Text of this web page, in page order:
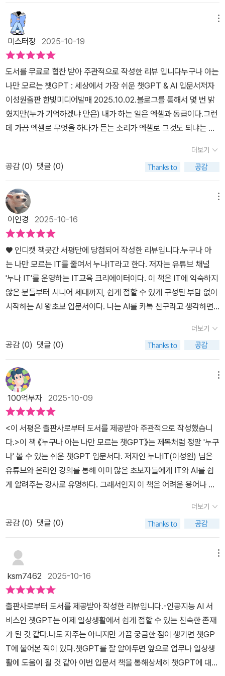
려졌지만, 실제로는 사용법을 제대로 익히지 못해 활용하지 못하는
경우가 많다. 나는 이 책을 통해 복잡하게만 보였던 챗GPT와 다양
한 AI 도구들을 쉽고 친근하게 익히고 싶어 읽게 되었다. 이 책을 따라
하기만 해도 실생활과 업무에 바로 적용할 수 있는 활용법을 배우며,
AI를 제 삶의 든든한 도구로 만들고자 했는데 이 책을 시작점으로 AI
활용의 자신감을 얻게 되었다. 나는 이 책을 통해 시니어도 챗GPT
를 배워야 한다는 것을 알게 되었다. 고령화 시대에 챗GPT는 단순한
AI 도구가 아니라, 시니어의 삶을 더욱 풍요롭게 만드는 도움이 되는
친구이다. 시니어들이 배우면 좋은 이유는 무엇일까? 정보를 습득할
받을 수 있으며, 스마트폰, PC 사용 능력이 자연스럽게 향상되며, 회
고록 작성, 가족에게 편지 쓰기, 일기 작성 등에 활용 가능하며, 창의
적 활동을 위해 시, 수필, 여행 계획 세우기, 요리 레시피 찾기 등 다양
한 활용 가능하다. 이 책은 스마트폰은 쓰지만 챗GPT가 낯선 분, 챗
GPT 가입부터 첫 대화까지 기초를 차근차근 배우고 싶은 분, 일상생
활에서 챗GPT를 활용해 이것저것 만들어보고 싶은 분, 어려운 챗G
PT 책 말고, 진짜 쉬운 기초 입문서가 필요한 분, 챗GPT와 AI를 활
용해서 음악, 이미지, 영상 만들기 등 생활 속 AI를 즐기고 싶은 분, 부
모님께 챗GPT를 알려주고 싶지만 설명은 잘 안 통하고 자꾸 답답해
지는 자녀 분들 모두에게 필요한 책이다. 이 책은 챗GPT와 최신 AI
도구를 다루고 있기 때문에 ‘누구나 아는데 나만 모른다’는 불안감을
끝낼 수 있다.
께 배우는 AI 대화 습관 🌿이 책을 읽고 처음 해본 건아이의 공부와
호기심에 AI를 활용하는 거였어요.📚 “너는 초등학교 선생님이야. 4
학년 아이가 이해하기 쉽게 ‘달의 공전과 자전’ 설명해줘.”챗GPT가
이렇게 말하더라고요 👇🌕 “달은 지구를 돌면서 동시에 스스로도 돌
아서,우리가 항상 같은 면만 보게 되는 거예요!”​와… 교과서보다 훨씬
쉽고, 아이가 눈을 반짝였어요 ✨이건 단순한 검색이 아니라,인간-컴
퓨터상호작용[UYZ]이 얼마나 따뜻할 수 있는지를 보여준 순간이었
어요.​​ 🧠 AI가 만들어준 새로운 공부 루틴​이젠 딸아이의 공부를 도와
주는 데에도 챗지피티가 큰 힘이 돼요.​📍 “과학 탐구 주제로 할 만한
실험 추천해줘.”📍 “경주 여행 4박 3일 가족 코스 짜줘.”📍 “공부 집
중이 안 될 때 할 수 있는 휴식 방법 알려줘.”​이렇게 대화하듯 물으면,
챗GPT는 마치 가정 내 비서[KJW]처럼 정보를 정리하고 계획을 세
배우게 되더라고요.​이건 단순한 편의가 아니라 가정 속 비즈니스전략
[KJB],즉, 시간과 에너지를 효율적으로 쓰는 ‘AI형 육아 루틴’이에요.​
🌿 누나IT 이성원 강사 — AI를 ‘엄마의 언어’로 풀어주는 사람​이 책
의 저자 이성원 강사(누나IT) 님은‘전문용어 0%’로 챗GPT기초부터
챗GPT활용까지 정말 친절하게 안내해 주세요.QR코드로 연결되는
영상 강의덕분에책을 읽는 내내 “보면서 따라 하는 체험 수업” 느낌
이었어요 🎥​덕분에 AI 도구들이 이제는공부 도우미이자 놀이 친구로
완전히 자리 잡았어요.​ ​💬 우리 집, 이렇게 달라졌어요​✔ 숙제나 탐구
활동이 훨씬 효율적으로 변했어요.✔ “엄마, 오늘은 챗지피티랑 공부
추억 만들기가 더 풍성해졌어요.✔ 엄마의 하루가 가벼워지고, 아이
와의 대화가 많아졌어요.​이제 ChatGPT는 제 일상의 일부예요.Sun
o, Sora, 감마, 냅킨, 노트북LM, 제미나이, 나노바나나 같은 AI 친구
들도딸과 함께 배우고 놀며 성장하는 생활 속 AI 파트너가 되어 갈겁
니다. 🤖💬​ ​ ‘아이와 함께 자라는 엄마의 AI 수업’​《누구나 아는 나만
모르는 챗GPT》는자연언어 및 기계언어[UYQL]를 기반으로AI(인
공지능[UYQ])와 따뜻하게 소통하는 방법을 알려주는 책이에요.​이제
AI는 차가운 기술이 아니라,가정 속에서 감정과 상호작용을 나누는
새로운 친구[UYZ]가 되었어요.공부, 여행, 창작, 대화까지 모든 순간
에서 엄마의 시간을 절약하고 아이의 호기심을 확장시켜주는 존재.​
“나도 할 수 있을까?” 망설이던 저에게이 책은 말해줬어요.👉 “AI는
당신의 언어로 대화할 줄 아는, 세상에서 가장 똑똑한 친구예요.” 💬
미스터장2025-10-19
도서를 무료로 협찬 받아 주관적으로 작성한 리뷰 입니다누구나 아는
나만 모르는 챗GPT : 세상에서 가장 쉬운 챗GPT & AI 입문서저자
이성원출판 한빛미디어발매 2025.10.02.블로그를 통해서 몇 번 밝
혔지만(누가 기억하겠냐 만은) 내가 하는 일은 엑셀과 동급이다.그런
데 가끔 엑셀로 무엇을 하다가 듣는 소리가 엑셀로 그것도 되냐는 말
것이 되느냐 는 질문을 하곤 한다.실제로 다른 직원이 잠 한숨 못자고
야근한 일을 1시간 내외로 끝내는 경우가 종종 있다.이제 우리 시대는
AI가 지배하고 있다.SNS를 보면 AI에게 질문한 내용을 인증하는 사
람들도 있고 업무에서 AI를 이용해서 결과물을 내는 사람들도 있다,
나 역시 여러 책들을 통해서 AI를 익혔고 실제로 여러번 연습을 하면
서 조금씩 스킬을 높이고 있다.그런데 문제는 AI를 기반으로한 프로
그램이 너무 많다라는 것이다. 엑셀이나 포토샵처럼 시장을 독보적으
로 리드하는 도구가 없는 현 시점에서 무엇을 선택하고 무엇을 익혀
야 하는지 도저히 가늠할 수 없는 실정이다. 잘못했다가 AI기반의 도
구를 한 순간에 잃을수 있기 때문이다.그런 의미에서 “누구나 아는 나
만 모르는 챗GPT : 세상에서 가장 쉬운 챗GPT & AI 입문서”는 정
말 가뭄의 단비 같은 책이다.가장 큰 장점은 일단 처음부터 알려준다
는 것이다. 수 많은 AI도구들은 누구는 특정 도구만 알 수 있고, 전혀
사용해 보지 않은 도구도 있을 수 있는데 그 런 도구들을 처음 접하는
구나 아는 나만 모르는 챗GPT”이다. 그것도 해당 도구의 가장 중요
하고 필요한 핵심만 담아서 자연스럽게 AI도구를 익히는데 최적화된
책이다.“누구나 아는 나만 모르는 챗GPT”은 일단 제목에 챗GPT가
들어가 만큼 챗GPT를 중심으로 하고 있다. 실제로 가장 많이 사용되
는 AI도구 이기도 하며 나 역시 가장 유용하게 사용하고 있어서 혹시
내가 잘못 사용하고 있거나 놓친 기능이 있는지 꼼껌하게 확인을 하
였다.이 책의 또다른 장점은 제미나이, 나노바나나,수노,소라, 노트북
LM, 감마, 냅틴 같은 최신 AI도구 까지 익힐 수 있도록 도와 주고 있
다.개인적으로 최근 재미나이와 소라를 종종 이용도 하는데 내 지식
하면서 그동안 감으로, 그냥 일반적인 직관으로 사용하곤 했는데 “누
구나 아는 나만 모르는 챗GPT”를 보면서 최적의 사용으로 챗 GPT
를 사용할 수 있다라는 느낌도 들었고 책을 본 이후 사용해본 결과가
눈에 보이게 결과값이 좋아지고 있다는 것을 느낄 수 있었다.그리고
생각보다 내가 복잡하게 챗 GPT를 사용한다는 사실도 알게 되었다.
“누구나 아는 나만 모르는 챗GPT”를 읽으면서 결과값도 좋아지고,
사용법도 간단해 지니 개인적으로나 업무적으로나 성장 했음을 느끼
었다.“누구나 아는 나만 모르는 챗GPT”는 분명 업무용으로 챗GPT
를 사용하는 사람들에게도 유용한 책이다. 하지만 개인적으로는 시대
에 뒤 떨어진다고 생각하는 고연령층이나 아직 어린 사람들에게 AI를
학습하고 사용하는데 교재로 쓰는데 정말 좋은 책이 아닌가 하는 생
각이 든다.#챗GPT #챗지피티 #ChatGPT #AI #챗GPT기초 #챗
더보기
공감 (0) 댓글 (0)
이인경 2025-10-16
♥ 인디캣 책곳간 서평단에 당첨되어 작성한 리뷰입니다.누구나 아
는 나만 모르는 IT를 줄여서 누나IT라고 한다. 저자는 유튜브 채널
'누나 IT'를 운영하는 IT교육 크리에이터이다. 이 책은 IT에 익숙하지
않은 분들부터 시니어 세대까지, 쉽게 접할 수 있게 구성된 부담 없이
시작하는 AI 왕초보 입문서이다. 나는 AI를 카톡 친구라고 생각하면
수 있는 똑똑한 AI 친구와 어떻게 대화하는지 배워보자. 집에서 검색
하거나 블로그 포스팅 또는 카톡 할 때는 핸드폰에 있는 마이크 모양
을 누르고 음성 입력을 이용한다. 타이핑하는 것보다 더 빨리 입력이
돼서 얼마나 편리한지 모른다. 음성 입력을 많이 쓸수록 AI가 학습을
하는지 더 빠르고 정확하게 입력된다. AI에게 질문할 때도 프롬프트
입력창에 있는 마이크 버튼을 누르고 음성 입력으로 하면 편하다. 지
인도 운전하면서 음성 입력으로 그때그때 궁금한 정보를 물어보며 아
주 잘 이용하고 있다. 대표적인 AI인 챗GPT를 왜 배워야 하는지부
터 시작해서, 챗GPT PC 버전과 스토어에서 앱을 다운받아 회원 가
입하는 방법을 알아본다. 그리고 무료와 유료 버전의 차이도 비교해
알아본다. 이 책은 챗GPT 무료 버전을 기준으로 설명한다. 1장에서
는 새 채팅 열기, 사진 및 파일 추가, 이미지 만들기, 좀 더 신중한 답
변을 제공하는 더 오래 생각하기, 무료 사용자는 월 최대 5회까지 사
용할 수 있는 심층 리서치, 더 보기 기능에 있는 웹 검색과 캔버스 이
earn)라는 기능은 처음 알게 되었다. 특히 서평을 쓸 때 어려운 단어
나 개념이 나오면, 이 기타 아이콘을 활용해서 바로 검색해 볼 수 있어
아주 유용하다. 이런 신박한 기능이 있을 줄이야! 공부하다가 막힐 때
선생님과 대화하듯 문답식으로 물어보니 이해하기가 훨씬 쉽고 재밌
었다. 모든 학생들이나 직장인들에게 강추하는 기능이다!2장에서
는 구체적인 질문법을 배운다. 챗GPT가 내가 한 질문의 뜻을 제대로
이해하지 못하고, 무슨 말인지 이상한 대답을 할 때는 내 질문이 구체
적이었는지 점검해 봐야 한다. 챗GPT는 질문 안에 들어 있는 정보가
더보기
공감 (0) 댓글 (0)
100억부자 2025-10-09
<이 서평은 출판사로부터 도서를 제공받아 주관적으로 작성했습니
다.>이 책 《누구나 아는 나만 모르는 챗GPT》는 제목처럼 정말 '누구
나' 볼 수 있는 쉬운 챗GPT 입문서다. 저자인 누나IT(이성원) 님은
유튜브와 온라인 강의를 통해 이미 많은 초보자들에게 IT와 AI를 쉽
게 알려주는 강사로 유명하다. 그래서인지 이 책은 어려운 용어나 복
으로, '회원가입은 이렇게 하면 돼요', '이건 카톡하듯 물어보면 돼
요'처럼 차근차근 안내해준다. 책장을 넘기다 보면 마치 온라인 강의
를 듣는 것처럼 편안하게 내용이 흘러간다.특히 좋았던 점은 챗GPT
만 다루지 않는다는 것이다. 요즘 화제가 되는 제미나이, Sora, Sun
정리되어 있다. 그동안 이름만 들어봤던 AI 툴들을 실제로 어떻게 쓰
는지, 어떤 점이 다른지 QR코드로 연결된 동영상 강의와 예시를 통
해 직접 따라 하면서 배울 수 있다. 단순히 읽는 책이 아니라, 실습서
에 가깝다. 특히 각 도구마다 실생활에서 활용할 수 있는 구체적인 상
황을 제시해주는 점이 마음에 들었다.가장 인상 깊었던 부분은 '챗GP
T는 검색보다 훨씬 쉽다'는 저자의 말이었다. 처음엔 반신반의했지
만, 책을 따라가다 보니 정말 그 말이 맞았다. 예를 들어 여행 일정을
더보기
공감 (0) 댓글 (0)
ksm7462 2025-10-16
출판사로부터 도서를 제공받아 작성한 리뷰입니다.-​인공지능 AI 서
비스인 챗GPT는 이제 일상생활에서 쉽게 접할 수 있는 친숙한 존재
가 된 것 같다.나도 자주는 아니지만 가끔 궁금한 점이 생기면 챗GP
T에 물어본 적이 있다.​챗GPT를 잘 알아두면 앞으로 업무나 일상생
활에 도움이 될 것 같아 이번 입문서 책을 통해상세히 챗GPT에 대해